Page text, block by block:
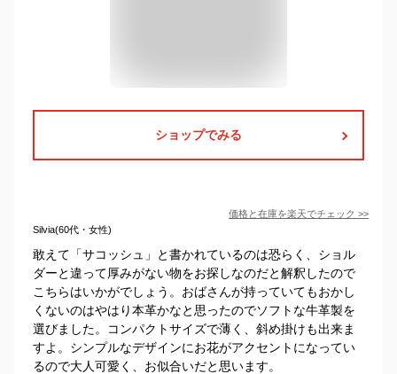
ショップでみる
価格と在庫を楽天でチェック >>
Silvia(60代・女性)
敢えて「サコッシュ」と書かれているのは恐らく、ショル
ダーと違って厚みがない物をお探しなのだと解釈したので
こちらはいかがでしょう。おばさんが持っていてもおかし
くないのはやはり本革かなと思ったのでソフトな牛革製を
選びました。コンパクトサイズで薄く、斜め掛けも出来ま
すよ。シンプルなデザインにお花がアクセントになってい
るので大人可愛く、お似合いだと思います。